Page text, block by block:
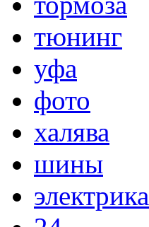
тюнинг
уфа
фото
халява
шины
электрика